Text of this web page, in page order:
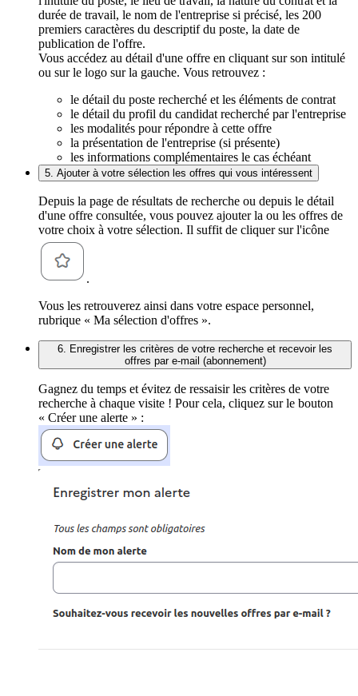
durée de travail, le nom de l'entreprise si précisé, les 200
premiers caractères du descriptif du poste, la date de
publication de l'offre.
Vous accédez au détail d'une offre en cliquant sur son intitulé
ou sur le logo sur la gauche. Vous retrouvez :
le détail du poste recherché et les éléments de contrat
le détail du profil du candidat recherché par l'entreprise
les modalités pour répondre à cette offre
la présentation de l'entreprise (si présente)
les informations complémentaires le cas échéant
5. Ajouter à votre sélection les offres qui vous intéressent
Depuis la page de résultats de recherche ou depuis le détail
d'une offre consultée, vous pouvez ajouter la ou les offres de
votre choix à votre sélection. Il suffit de cliquer sur l'icône
.
Vous les retrouverez ainsi dans votre espace personnel,
rubrique « Ma sélection d'offres ».
6. Enregistrer les critères de votre recherche et recevoir les
offres par e-mail (abonnement)
Gagnez du temps et évitez de ressaisir les critères de votre
recherche à chaque visite ! Pour cela, cliquez sur le bouton
« Créer une alerte » :